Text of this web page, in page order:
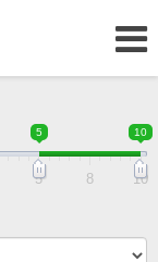
5 10
5 8 10